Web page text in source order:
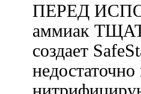
ПЕРЕД
аммиак
создает